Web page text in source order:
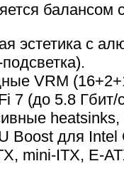
балансом
эстетика с
VRM
7 (до 5.8
heatsinks,
Boost для Intel
mini-ITX, E-